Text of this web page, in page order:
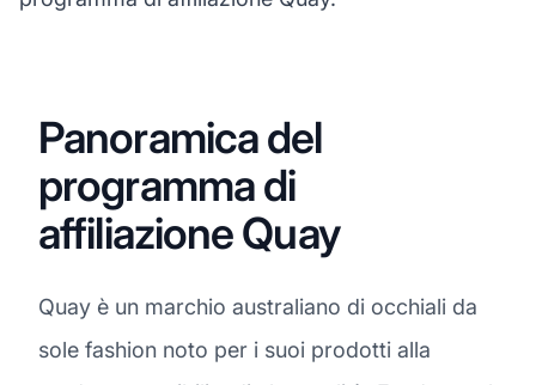
Panoramica del
programma di
affiliazione Quay
Quay è un marchio australiano di occhiali da
sole fashion noto per i suoi prodotti alla